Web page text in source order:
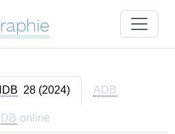
28 (2024) ADB
-online